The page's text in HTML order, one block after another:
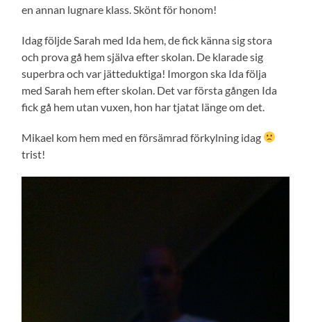
en annan lugnare klass. Skönt för honom!
Idag följde Sarah med Ida hem, de fick känna sig stora
och prova gå hem själva efter skolan. De klarade sig
superbra och var jätteduktiga! Imorgon ska Ida följa
med Sarah hem efter skolan. Det var första gången Ida
fick gå hem utan vuxen, hon har tjatat länge om det.
Mikael kom hem med en försämrad förkylning idag
trist!